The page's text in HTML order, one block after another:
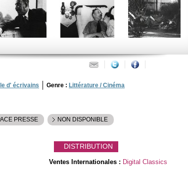
d' écrivains Genre : Littérature / Cinéma
PRESSE NON DISPONIBLE
DISTRIBUTION
Ventes Internationales : Digital Classics